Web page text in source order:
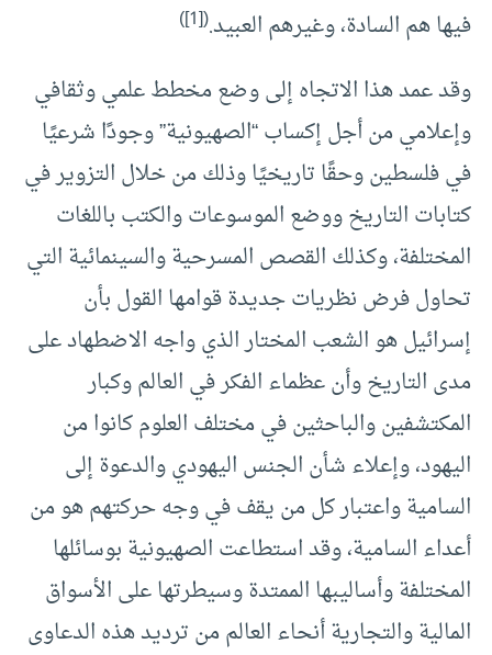
فيها هم السادة، وغيرهم العبيد.([1])
وقد عمد هذا الاتجاه إلى وضع مخطط علمي وثقافي
وإعلامي من أجل إكساب “الصهيونية” وجودًا شرعيًا
في فلسطين وحقًا تاريخيًا وذلك من خلال التزوير في
كتابات التاريخ ووضع الموسوعات والكتب باللغات
المختلفة، وكذلك القصص المسرحية والسينمائية التي
تحاول فرض نظريات جديدة قوامها القول بأن
إسرائيل هو الشعب المختار الذي واجه الاضطهاد على
مدى التاريخ وأن عظماء الفكر في العالم وكبار
المكتشفين والباحثين في مختلف العلوم كانوا من
اليهود، وإعلاء شأن الجنس اليهودي والدعوة إلى
السامية واعتبار كل من يقف في وجه حركتهم هو من
أعداء السامية، وقد استطاعت الصهيونية بوسائلها
المختلفة وأساليبها الممتدة وسيطرتها على الأسواق
المالية والتجارية أنحاء العالم من ترديد هذه الدعاوى